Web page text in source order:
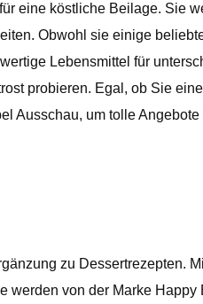
eine köstliche Beilage. Sie
Obwohl sie einige
Lebensmittel für
probieren. Egal, ob Sie
Ausschau, um tolle
zu Dessertrezepten.
von der Marke